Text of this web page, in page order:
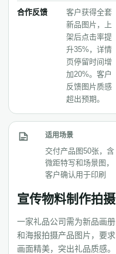
合作反馈
客户获得全套
新品图片，上
架后点击率提
升35%，详情
页停留时间增
加20%。客户
反馈图片质感
超出预期。
适用场景
交付产品图50张，含
微距特写和场景图，
客户确认用于印刷
宣传物料制作拍摄
一家礼品公司需为新品画册
和海报拍摄产品图片，要求
画面精美，突出礼品质感。